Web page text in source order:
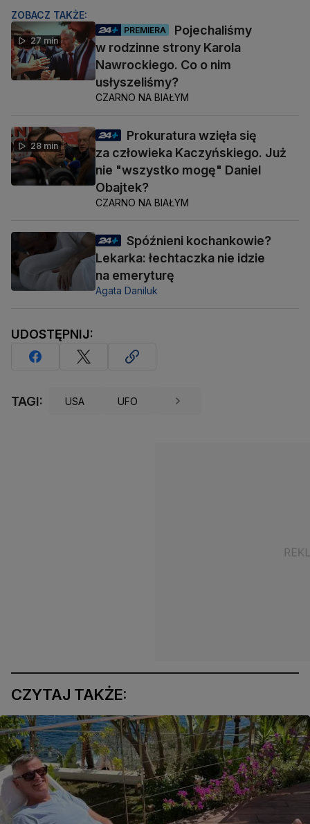
ZOBACZ TAKŻE:
27 min
PREMIERA
Pojechaliśmy
w rodzinne strony Karola
Nawrockiego. Co o nim
usłyszeliśmy?
CZARNO NA BIAŁYM
28 min
Prokuratura wzięła się
za człowieka Kaczyńskiego. Już
nie "wszystko mogę" Daniel
Obajtek?
CZARNO NA BIAŁYM
Spóźnieni kochankowie?
Lekarka: łechtaczka nie idzie
na emeryturę
Agata Daniluk
UDOSTĘPNIJ:
TAGI: USA UFO
CZYTAJ TAKŻE: